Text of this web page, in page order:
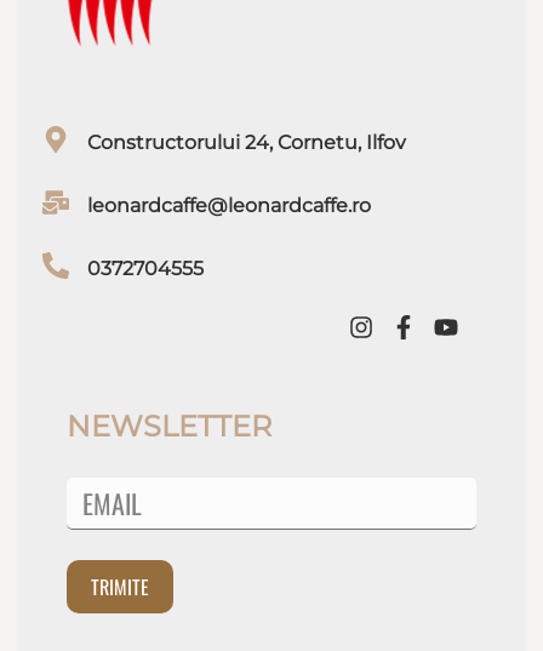
Constructorului 24, Cornetu, Ilfov
leonardcaffe@leonardcaffe.ro
0372704555
NEWSLETTER
TRIMITE